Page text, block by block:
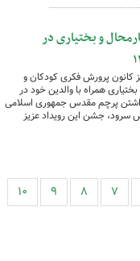
و بختیاری در
کانون پرورش فکری کودکان و
همراه با والدین خود در
کرده و با همراه داشتن پرچم مقدس جمهوری اسلامی
سرود، جشن این رویداد عزیز
۷ ۸ ۹ ۱۰